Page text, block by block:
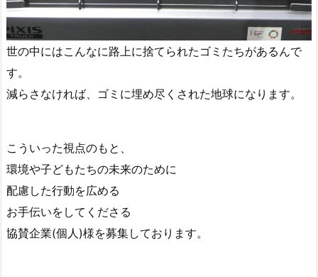
世の中にはこんなに路上に捨てられたゴミたちがあるんで
す。
減らさなければ、ゴミに埋め尽くされた地球になります。
こういった視点のもと、
環境や子どもたちの未来のために
配慮した行動を広める
お手伝いをしてくださる
協賛企業(個人)様を募集しております。